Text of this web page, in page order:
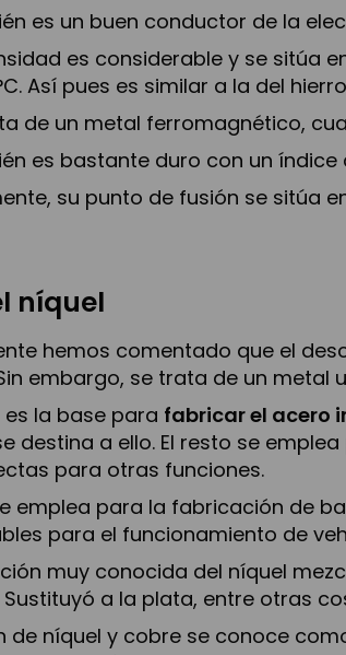
es un buen conductor de la
es considerable y se sitúa
Así pues es similar a la del
de un metal ferromagnético,
es bastante duro con un índice
su punto de fusión se sitúa
níquel
hemos comentado que el
embargo, se trata de un
es la base para fabricar el acero
destina a ello. El resto se
para otras funciones.
emplea para la fabricación de
para el funcionamiento de
muy conocida del níquel
a la plata, entre otras
de níquel y cobre se conoce